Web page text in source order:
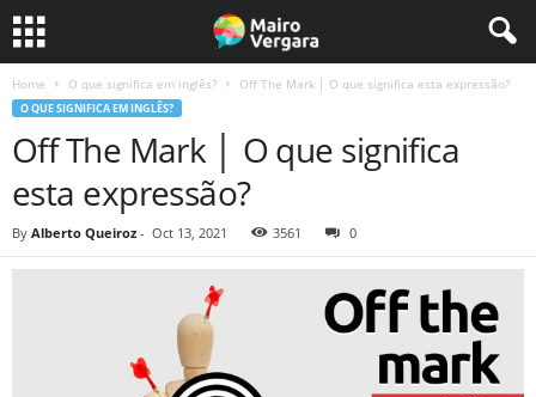
Home O que significa em inglês? Off The Mark │ O que significa esta expressão?
O QUE SIGNIFICA EM INGLÊS?
Off The Mark │ O que significa
esta expressão?
By Alberto Queiroz - Oct 13, 2021 3561 0